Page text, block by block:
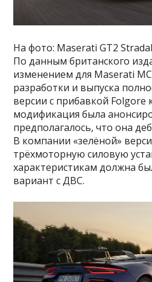
На фото: Maserati GT2
По данным британского
изменением для Maserati
разработки и выпуска
версии с прибавкой Folgore
модификация была
предполагалось, что она
В компании «зелёной»
трёхмоторную силовую
характеристикам должна
вариант с ДВС.